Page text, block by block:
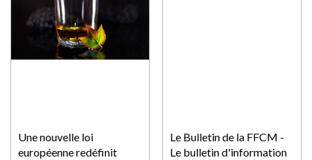
Une nouvelle loi
européenne redéfinit
Le Bulletin de la FFCM -
Le bulletin d'information